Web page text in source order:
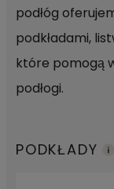
podłóg
podkładami,
które pomogą
podłogi.
PODKŁADY